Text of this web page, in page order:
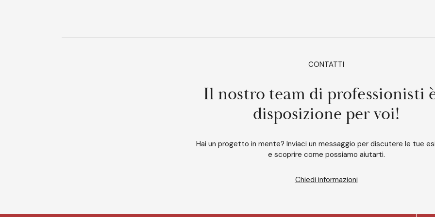
CONTATTI
Il nostro team di professionisti
disposizione per voi!
Hai un progetto in mente? Inviaci un messaggio per discutere le tue
e scoprire come possiamo aiutarti.
Chiedi informazioni